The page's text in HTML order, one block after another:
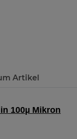
Artikel
100µ Mikron